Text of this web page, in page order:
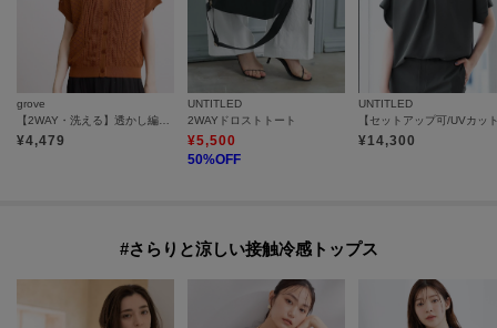
grove
¥4,479
UNTITLED
2WAYドロストトート
¥5,500
50%OFF
UNTITLED
¥14,300
#さらりと涼しい接触冷感トップス